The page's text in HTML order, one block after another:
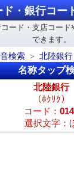
・銀行コー
ード・支店コー
できます。
検索 北陸銀行
名称タップ
北陸銀行
（ﾎｸﾘｸ）
コード：
選択文字：